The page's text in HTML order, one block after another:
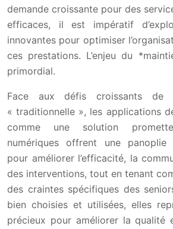
demande croissante pour des
efficaces, il est impératif
innovantes pour optimiser
ces prestations. L’enjeu du
primordial.
Face aux défis croissants de
« traditionnelle », les applications
comme une solution
numériques offrent une panoplie
pour améliorer l’efficacité, la
des interventions, tout en tenant
des craintes spécifiques des
bien choisies et utilisées, elles
précieux pour améliorer la qualité